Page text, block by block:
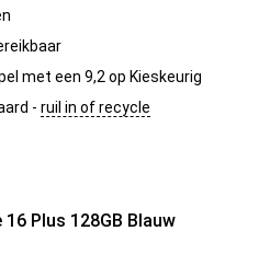
met een 9,2 op Kieskeurig
- ruil in of recycle
Plus 128GB Blauw